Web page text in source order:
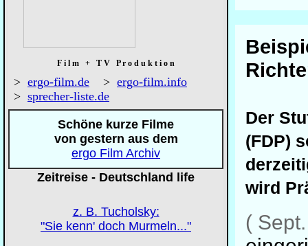
F i l m + T V P r o d u k t i o n
> ergo-film.de > ergo-film.info
> sprecher-liste.de
Schöne kurze Filme
von gestern aus dem
ergo Film Archiv
Zeitreise - Deutschland life
z. B. Tucholsky:
"Sie kenn' doch Murmeln..."
Der
(FDP)
wird
(